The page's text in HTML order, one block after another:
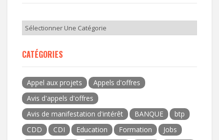
CATÉGORIES
Appel aux projets
Appels d'offres
Avis d'appels d'offres
Avis de manifestation d'intérêt
BANQUE
btp
CDD
CDI Education Formation
Jobs